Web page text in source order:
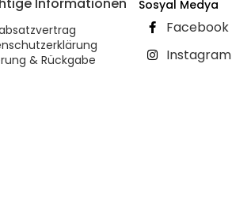
& Rückgabe
Sosyal Medya
Facebook
Instagram